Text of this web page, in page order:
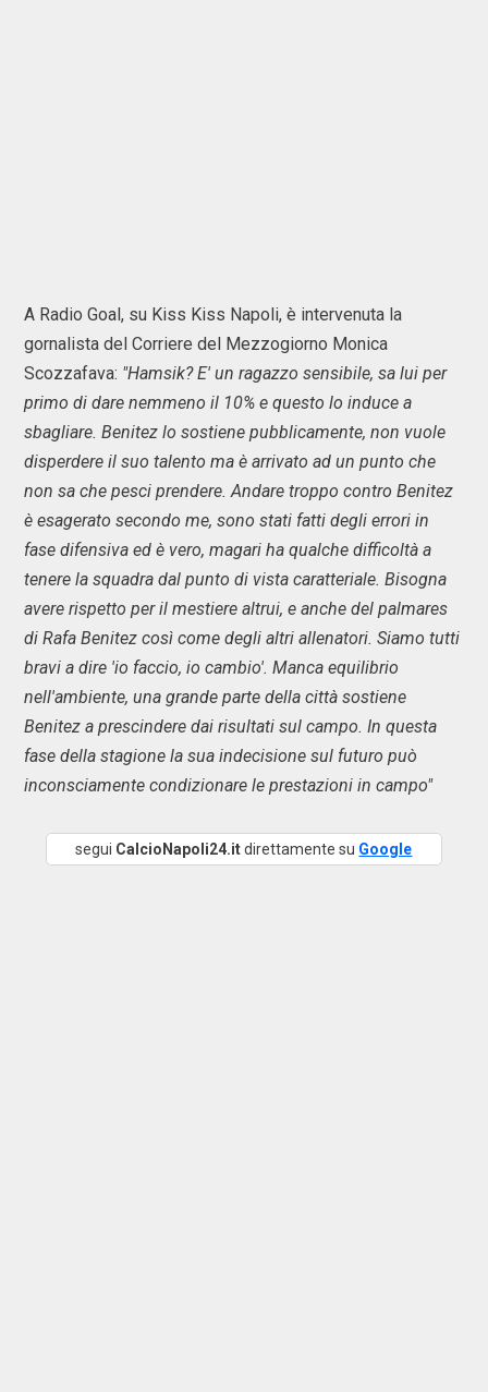
A Radio Goal, su Kiss Kiss Napoli, è intervenuta la
gornalista del Corriere del Mezzogiorno Monica
Scozzafava: "Hamsik? E' un ragazzo sensibile, sa lui per
primo di dare nemmeno il 10% e questo lo induce a
sbagliare. Benitez lo sostiene pubblicamente, non vuole
disperdere il suo talento ma è arrivato ad un punto che
non sa che pesci prendere. Andare troppo contro Benitez
è esagerato secondo me, sono stati fatti degli errori in
fase difensiva ed è vero, magari ha qualche difficoltà a
tenere la squadra dal punto di vista caratteriale. Bisogna
avere rispetto per il mestiere altrui, e anche del palmares
di Rafa Benitez così come degli altri allenatori. Siamo tutti
bravi a dire 'io faccio, io cambio'. Manca equilibrio
nell'ambiente, una grande parte della città sostiene
Benitez a prescindere dai risultati sul campo. In questa
fase della stagione la sua indecisione sul futuro può
inconsciamente condizionare le prestazioni in campo"
segui CalcioNapoli24.itdirettamente su Google